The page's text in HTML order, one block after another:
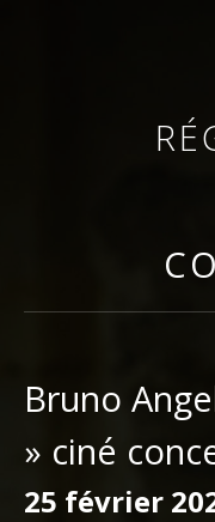
VIOLONISTE –
Bruno
» ciné
25 février